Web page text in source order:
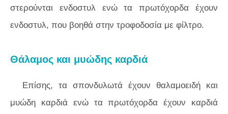
στερούνται ενδοστυλ ενώ τα πρωτόχορδα έχουν
ενδοστυλ, που βοηθά στην τροφοδοσία με φίλτρο.
Θάλαμος και μυώδης καρδιά
Επίσης, τα σπονδυλωτά έχουν θαλαμοειδή και
μυώδη καρδιά ενώ τα πρωτόχορδα έχουν καρδιά